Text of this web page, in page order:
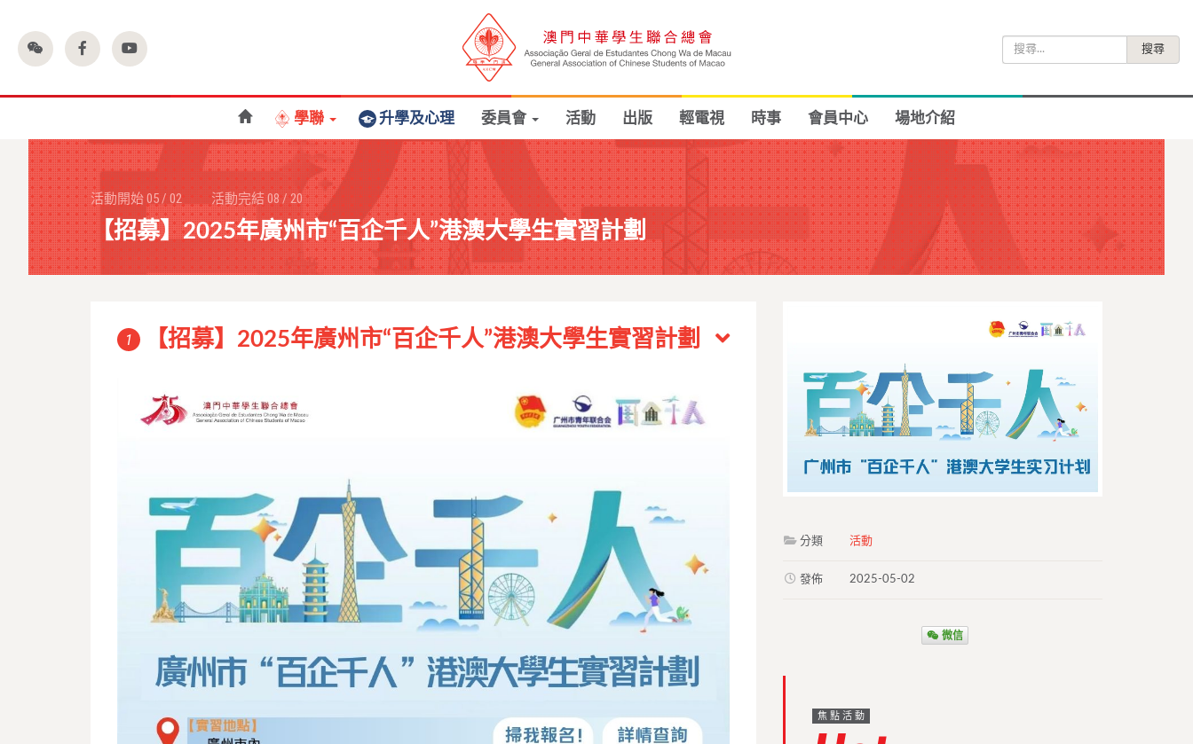
尋
學聯 升學及心理 委員會 活動 出版 輕電視 時事 會員中心 場地介紹
活動開始05/ 02 活動完結08/20
【招募】2025年廣州市“百企千人”港澳大學生實習計劃
1 【招募】2025年廣州市“百企千人”港澳大學生實習計劃
分類 活動
發佈 2025-05-02
微信
焦點活動